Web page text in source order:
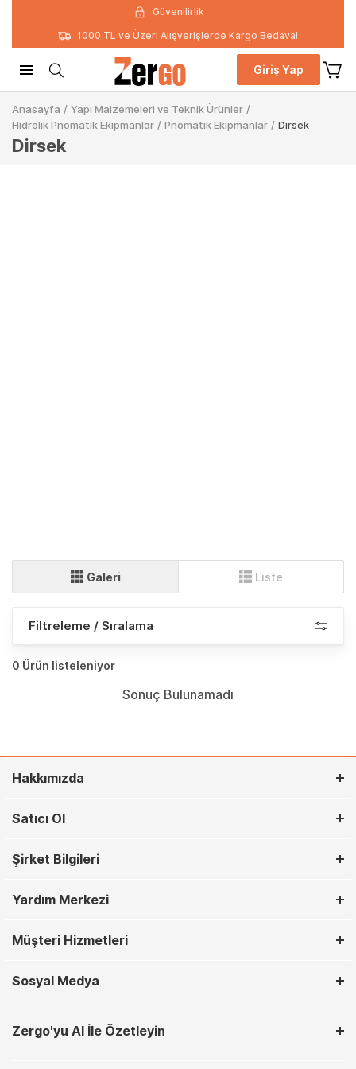
Güvenilirlik
1000 TL ve Üzeri Alışverişlerde Kargo Bedava!
Giriş Yap
Anasayfa / Yapı Malzemeleri ve Teknik Ürünler /
Hidrolik Pnömatik Ekipmanlar / Pnömatik Ekipmanlar / Dirsek
Dirsek
Galeri Liste
Filtreleme / Sıralama
0 Ürün listeleniyor
Sonuç Bulunamadı
Hakkımızda
Satıcı Ol
Şirket Bilgileri
Yardım Merkezi
Müşteri Hizmetleri
Sosyal Medya
Zergo'yu AI İle Özetleyin